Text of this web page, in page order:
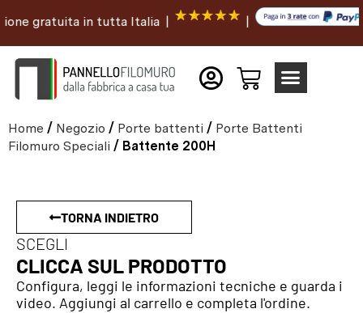
gratuita in tutta Italia | |
Home / Negozio / Porte battenti / Porte Battenti
Filomuro Speciali / Battente 200H
TORNA INDIETRO
SCEGLI
CLICCA SUL PRODOTTO
Configura, leggi le informazioni tecniche e guarda i
video. Aggiungi al carrello e completa l'ordine.